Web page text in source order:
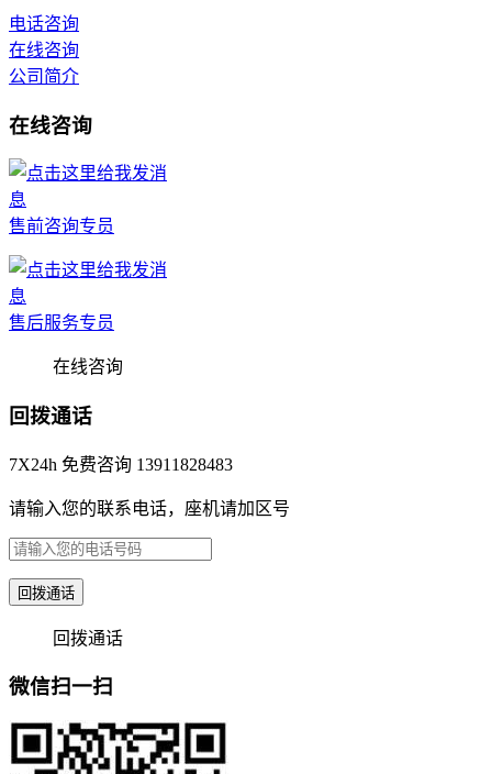
电话咨询
在线咨询
公司简介
在线咨询
售前咨询专员
售后服务专员
在线咨询
回拨通话
7X24h 免费咨询 13911828483
请输入您的联系电话，座机请加区号
回拨通话
回拨通话
微信扫一扫